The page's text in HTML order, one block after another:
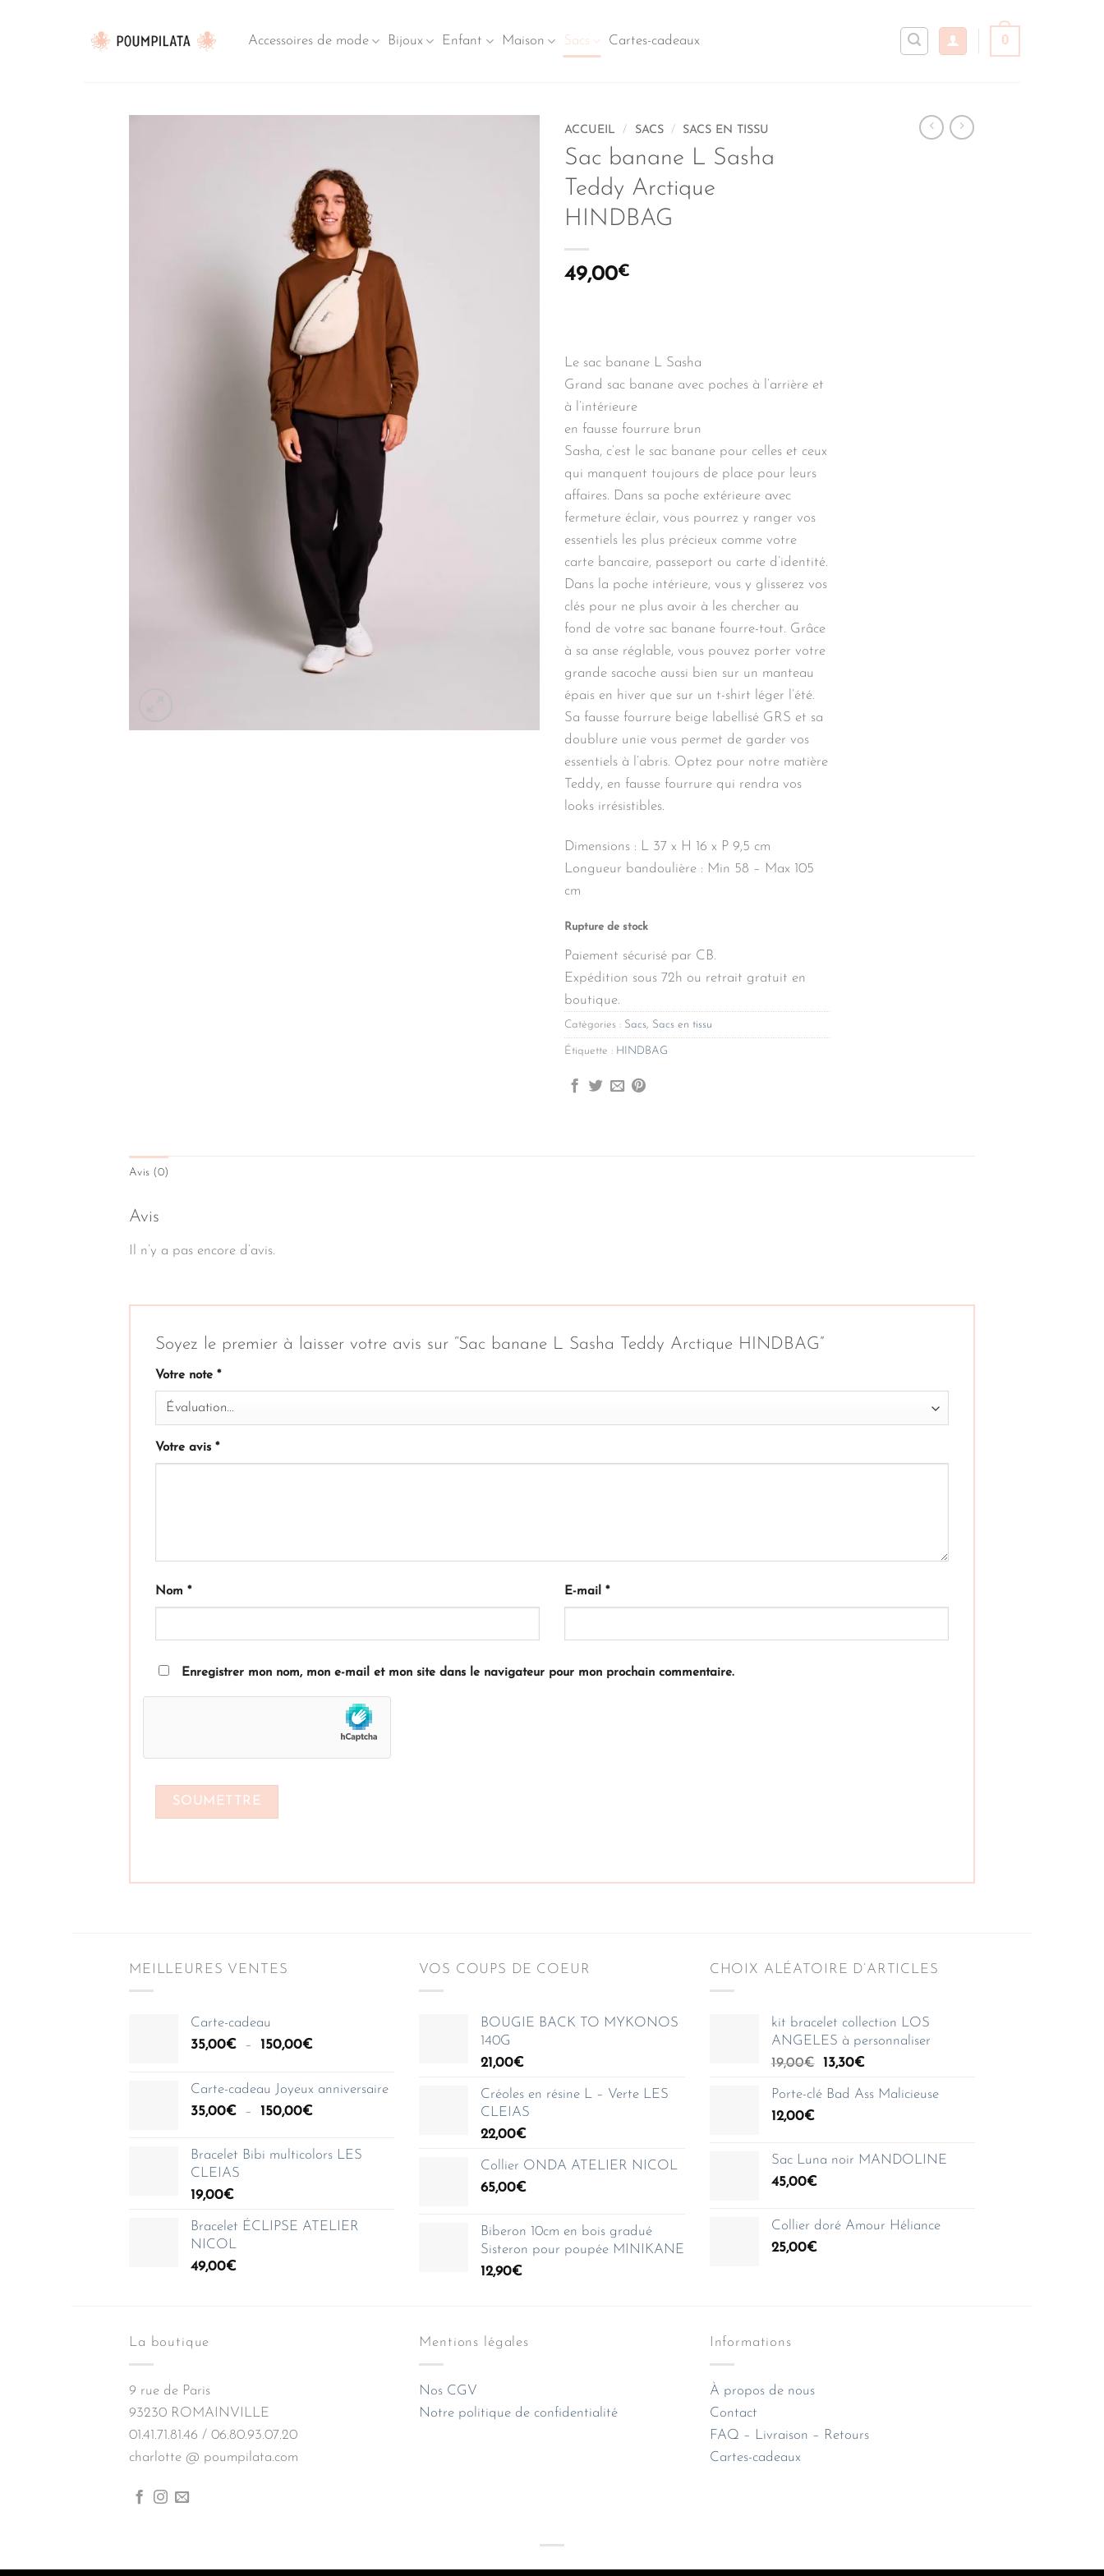
contenu
Accessoires de mode Bijoux Enfant Maison Sacs Cartes-cadeaux 0
ACCUEIL / SACS / SACS EN TISSU
Sac banane L Sasha
Teddy Arctique
HINDBAG
49,00€
Le sac banane L Sasha
Grand sac banane avec poches à l’arrière et
à l’intérieure
en fausse fourrure brun
Sasha, c’est le sac banane pour celles et ceux
qui manquent toujours de place pour leurs
affaires. Dans sa poche extérieure avec
fermeture éclair, vous pourrez y ranger vos
essentiels les plus précieux comme votre
carte bancaire, passeport ou carte d’identité.
Dans la poche intérieure, vous y glisserez vos
clés pour ne plus avoir à les chercher au
fond de votre sac banane fourre-tout. Grâce
à sa anse réglable, vous pouvez porter votre
grande sacoche aussi bien sur un manteau
épais en hiver que sur un t-shirt léger l’été.
Sa fausse fourrure beige labellisé GRS et sa
doublure unie vous permet de garder vos
essentiels à l’abris. Optez pour notre matière
Teddy, en fausse fourrure qui rendra vos
looks irrésistibles.
Dimensions : L 37 x H 16 x P 9,5 cm
Longueur bandoulière : Min 58 – Max 105
cm
Rupture de stock
Paiement sécurisé par CB.
Expédition sous 72h ou retrait gratuit en
boutique.
Catégories : Sacs, Sacs en tissu
Étiquette : HINDBAG
Avis (0)
Avis
Il n’y a pas encore d’avis.
Soyez le premier à laisser votre avis sur “Sac banane L Sasha Teddy Arctique HINDBAG”
Votre note *
Votre avis *
Nom * E-mail *
Enregistrer mon nom, mon e-mail et mon site dans le navigateur pour mon prochain commentaire.
MEILLEURES VENTES
Carte-cadeau
35,00€ – 150,00€Plage
à
Carte-cadeau Joyeux anniversaire
35,00€ – 150,00€Plage
prix :
Bracelet Bibi multicolors LES
CLEIAS
19,00€
Bracelet ÉCLIPSE ATELIER
NICOL
49,00€
VOS COUPS DE COEUR
BOUGIE BACK TO MYKONOS
140G
21,00€
Créoles en résine L – Verte LES
CLEIAS
22,00€
Collier ONDA ATELIER NICOL
65,00€
Biberon 10cm en bois gradué
Sisteron pour poupée MINIKANE
12,90€
CHOIX ALÉATOIRE D’ARTICLES
kit bracelet collection LOS
ANGELES à personnaliser
19,00€
Le
initial
13,30€Le
actuel
Porte-clé Bad Ass Malicieuse
12,00€
Sac Luna noir MANDOLINE
45,00€
Collier doré Amour Héliance
25,00€
La boutique
9 rue de Paris
93230 ROMAINVILLE
01.41.71.81.46 / 06.80.93.07.20
charlotte @ poumpilata.com
Mentions légales
Nos CGV
Notre politique de confidentialité
Informations
À propos de nous
Contact
FAQ – Livraison – Retours
Cartes-cadeaux